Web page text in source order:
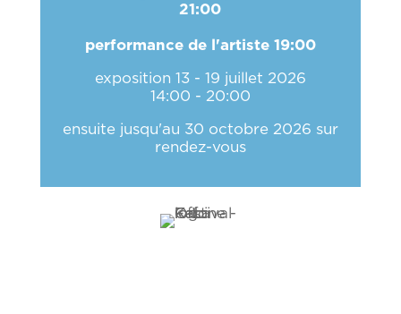
21:00
performance de l'artiste 19:00
exposition 13 - 19 juillet 2026
14:00 - 20:00
ensuite jusqu'au 30 octobre 2026 sur
rendez-vous